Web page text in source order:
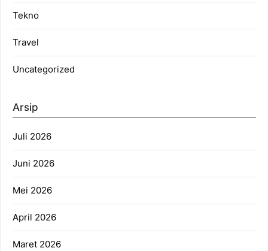
Tekno
Travel
Uncategorized
Arsip
Juli 2026
Juni 2026
Mei 2026
April 2026
Maret 2026